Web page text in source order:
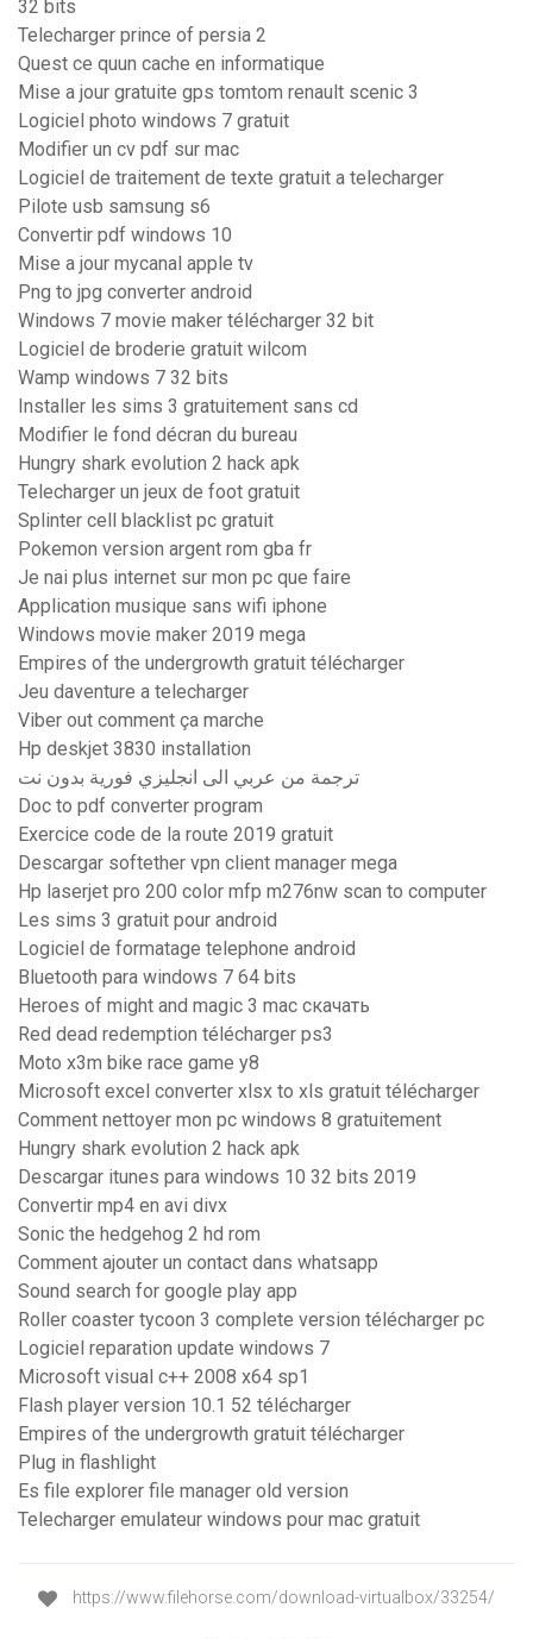
32 bits
Telecharger prince of persia 2
Quest ce quun cache en informatique
Mise a jour gratuite gps tomtom renault scenic 3
Logiciel photo windows 7 gratuit
Modifier un cv pdf sur mac
Logiciel de traitement de texte gratuit a telecharger
Pilote usb samsung s6
Convertir pdf windows 10
Mise a jour mycanal apple tv
Png to jpg converter android
Windows 7 movie maker télécharger 32 bit
Logiciel de broderie gratuit wilcom
Wamp windows 7 32 bits
Installer les sims 3 gratuitement sans cd
Modifier le fond décran du bureau
Hungry shark evolution 2 hack apk
Telecharger un jeux de foot gratuit
Splinter cell blacklist pc gratuit
Pokemon version argent rom gba fr
Je nai plus internet sur mon pc que faire
Application musique sans wifi iphone
Windows movie maker 2019 mega
Empires of the undergrowth gratuit télécharger
Jeu daventure a telecharger
Viber out comment ça marche
Hp deskjet 3830 installation
ترجمة من عربي الى انجليزي فورية بدون نت
Doc to pdf converter program
Exercice code de la route 2019 gratuit
Descargar softether vpn client manager mega
Hp laserjet pro 200 color mfp m276nw scan to computer
Les sims 3 gratuit pour android
Logiciel de formatage telephone android
Bluetooth para windows 7 64 bits
Heroes of might and magic 3 mac скачать
Red dead redemption télécharger ps3
Moto x3m bike race game y8
Microsoft excel converter xlsx to xls gratuit télécharger
Comment nettoyer mon pc windows 8 gratuitement
Hungry shark evolution 2 hack apk
Descargar itunes para windows 10 32 bits 2019
Convertir mp4 en avi divx
Sonic the hedgehog 2 hd rom
Comment ajouter un contact dans whatsapp
Sound search for google play app
Roller coaster tycoon 3 complete version télécharger pc
Logiciel reparation update windows 7
Microsoft visual c++ 2008 x64 sp1
Flash player version 10.1 52 télécharger
Empires of the undergrowth gratuit télécharger
Plug in flashlight
Es file explorer file manager old version
Telecharger emulateur windows pour mac gratuit
https://www.filehorse.com/download-virtualbox/33254/